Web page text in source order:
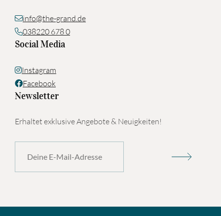
info@the-grand.de
038220 678 0
Social Media
Instagram
Facebook
Newsletter
Erhaltet exklusive Angebote & Neuigkeiten!